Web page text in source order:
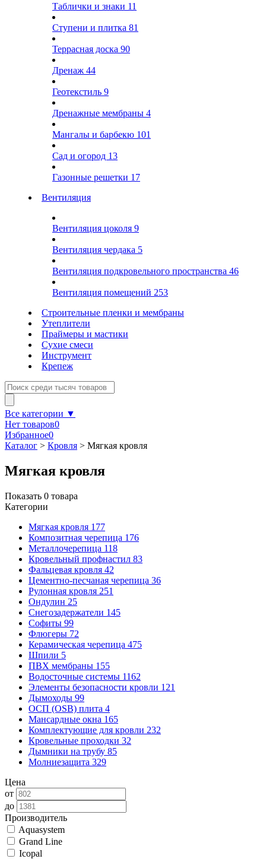
Таблички и знаки 11
Ступени и плитка 81
Террасная доска 90
Дренаж 44
Геотекстиль 9
Дренажные мембраны 4
Мангалы и барбекю 101
Сад и огород 13
Газонные решетки 17
Вентиляция
Вентиляция цоколя 9
Вентиляция чердака 5
Вентиляция подкровельного пространства 46
Вентиляция помещений 253
Строительные пленки и мембраны
Утеплители
Праймеры и мастики
Сухие смеси
Инструмент
Крепеж
Все категории ▼
Нет товаров0
Избранное0
Каталог > Кровля > Мягкая кровля
Мягкая кровля
Показать 0 товара
Категории
Мягкая кровля 177
Композитная черепица 176
Металлочерепица 118
Кровельный профнастил 83
Фальцевая кровля 42
Цементно-песчаная черепица 36
Рулонная кровля 251
Ондулин 25
Снегозадержатели 145
Софиты 99
Флюгеры 72
Керамическая черепица 475
Шпили 5
ПВХ мембраны 155
Водосточные системы 1162
Элементы безопасности кровли 121
Дымоходы 99
ОСП (OSB) плита 4
Мансардные окна 165
Комплектующие для кровли 232
Кровельные проходки 32
Дымники на трубу 85
Молниезащита 329
Цена
от
до
Производитель
Aquasystem
Grand Line
Icopal